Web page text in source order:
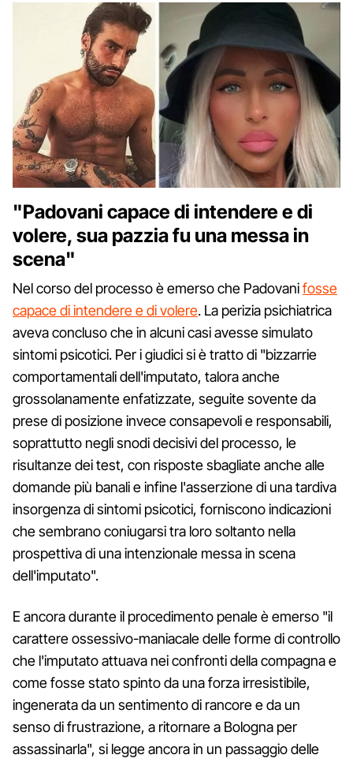
"Padovani capace di intendere e di
volere, sua pazzia fu una messa in
scena"
Nel corso del processo è emerso che Padovanifosse
capace di intendere e di volere. La perizia psichiatrica
aveva concluso che in alcuni casi avesse simulato
sintomi psicotici. Per i giudici si è tratto di "bizzarrie
comportamentali dell'imputato, talora anche
grossolanamente enfatizzate, seguite sovente da
prese di posizione invece consapevoli e responsabili,
soprattutto negli snodi decisivi del processo, le
risultanze dei test, con risposte sbagliate anche alle
domande più banali e infine l'asserzione di una tardiva
insorgenza di sintomi psicotici, forniscono indicazioni
che sembrano coniugarsi tra loro soltanto nella
prospettiva di una intenzionale messa in scena
dell'imputato".
E ancora durante il procedimento penale è emerso "il
carattere ossessivo-maniacale delle forme di controllo
che l'imputato attuava nei confronti della compagna e
come fosse stato spinto da una forza irresistibile,
ingenerata da un sentimento di rancore e da un
senso di frustrazione, a ritornare a Bologna per
assassinarla", si legge ancora in un passaggio delle